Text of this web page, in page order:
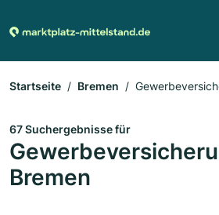
Startseite Bremen
67 Suchergebnisse für
Bremen